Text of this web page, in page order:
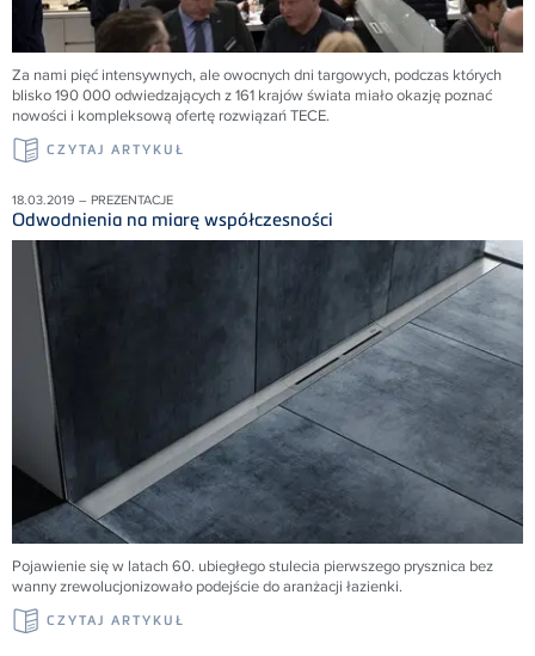
Za nami pięć intensywnych, ale owocnych dni targowych, podczas których
blisko 190 000 odwiedzających z 161 krajów świata miało okazję poznać
nowości i kompleksową ofertę rozwiązań TECE.
CZYTAJ ARTYKUŁ
18.03.2019 – PREZENTACJE
Odwodnienia na miarę współczesności
Pojawienie się w latach 60. ubiegłego stulecia pierwszego prysznica bez
wanny zrewolucjonizowało podejście do aranżacji łazienki.
CZYTAJ ARTYKUŁ